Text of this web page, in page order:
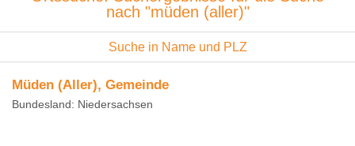
nach "müden (aller)"
Suche in Name und PLZ
Müden (Aller), Gemeinde
Bundesland: Niedersachsen